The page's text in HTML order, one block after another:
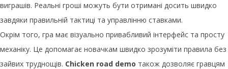
виграшів. Реальні гроші можуть бути отримані досить швидко
завдяки правильній тактиці та управлінню ставками.
Окрім того, гра має візуально привабливий інтерфейс та просту
механіку. Це допомагає новачкам швидко зрозуміти правила без
зайвих труднощів. Chicken road demo також дозволяє гравцям